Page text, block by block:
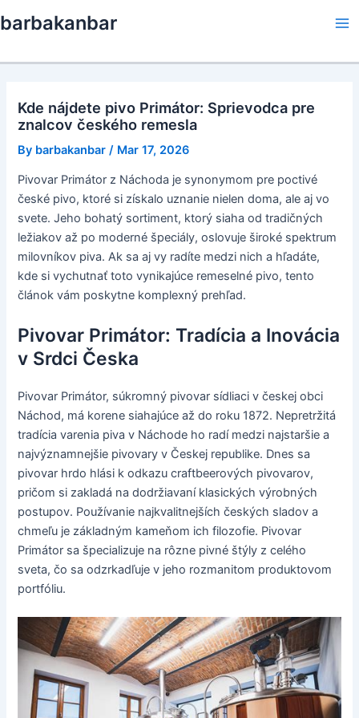
to
barbakanbar
Kde nájdete pivo Primátor: Sprievodca pre
znalcov českého remesla
By barbakanbar / Mar 17, 2026
Pivovar Primátor z Náchoda je synonymom pre poctivé
české pivo, ktoré si získalo uznanie nielen doma, ale aj vo
svete. Jeho bohatý sortiment, ktorý siaha od tradičných
ležiakov až po moderné špeciály, oslovuje široké spektrum
milovníkov piva. Ak sa aj vy radíte medzi nich a hľadáte,
kde si vychutnať toto vynikajúce remeselné pivo, tento
článok vám poskytne komplexný prehľad.
Pivovar Primátor: Tradícia a Inovácia
v Srdci Česka
Pivovar Primátor, súkromný pivovar sídliaci v českej obci
Náchod, má korene siahajúce až do roku 1872. Nepretržitá
tradícia varenia piva v Náchode ho radí medzi najstaršie a
najvýznamnejšie pivovary v Českej republike. Dnes sa
pivovar hrdo hlási k odkazu craftbeerových pivovarov,
pričom si zakladá na dodržiavaní klasických výrobných
postupov. Používanie najkvalitnejších českých sladov a
chmeľu je základným kameňom ich filozofie. Pivovar
Primátor sa špecializuje na rôzne pivné štýly z celého
sveta, čo sa odzrkadľuje v jeho rozmanitom produktovom
portfóliu.